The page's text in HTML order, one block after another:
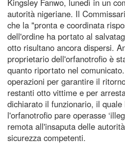
Kingsley Fanwo, lunedì in un
autorità nigeriane. Il
che la "pronta e coordinata
dell'ordine ha portato al
otto risultano ancora dispersi.
proprietario dell'orfanotrofio è
quanto riportato nel
operazioni per garantire il
restanti otto vittime e per
dichiarato il funzionario, il quale
l'orfanotrofio pare operasse
remota all'insaputa delle
sicurezza competenti.